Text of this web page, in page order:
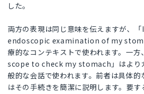
した。
両方の表現は同じ意味を伝えますが、
endoscopic examination of my
療的なコンテキストで使われます。一
scope to check my stomach」はより
般的な会話で使われます。前者は具体
はその手続きを簡潔に説明します。要